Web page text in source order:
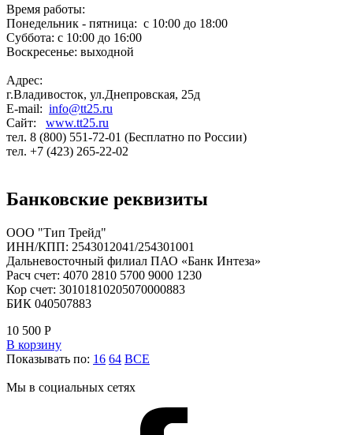
Время работы:
Понедельник - пятница: с 10:00 до 18:00
Суббота: с 10:00 до 16:00
Воскресенье: выходной
Адрес:
г.Владивосток, ул.Днепровская, 25д
E-mail: info@tt25.ru
Сайт: www.tt25.ru
тел. 8 (800) 551-72-01 (Бесплатно по России)
тел. +7 (423) 265-22-02
Банковские реквизиты
ООО "Тип Трейд"
ИНН/КПП: 2543012041/254301001
Дальневосточный филиал ПАО «Банк Интеза»
Расч счет: 4070 2810 5700 9000 1230
Кор счет: 30101810205070000883
БИК 040507883
10 500 Р
В корзину
Показывать по: 16 64 ВСЕ
Мы в социальных сетях